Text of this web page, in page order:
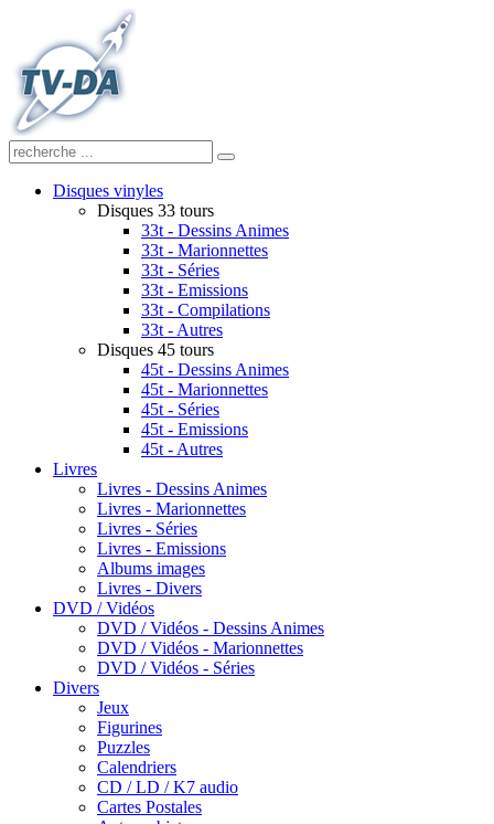
Disques vinyles
Disques 33 tours
33t - Dessins Animes
33t - Marionnettes
33t - Séries
33t - Emissions
33t - Compilations
33t - Autres
Disques 45 tours
45t - Dessins Animes
45t - Marionnettes
45t - Séries
45t - Emissions
45t - Autres
Livres
Livres - Dessins Animes
Livres - Marionnettes
Livres - Séries
Livres - Emissions
Albums images
Livres - Divers
DVD / Vidéos
DVD / Vidéos - Dessins Animes
DVD / Vidéos - Marionnettes
DVD / Vidéos - Séries
Divers
Jeux
Figurines
Puzzles
Calendriers
CD / LD / K7 audio
Cartes Postales